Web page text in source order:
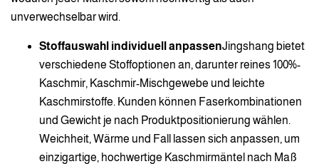
unverwechselbar wird.
Stoffauswahl individuell anpassenJingshang bietet
verschiedene Stoffoptionen an, darunter reines 100%-
Kaschmir, Kaschmir-Mischgewebe und leichte
Kaschmirstoffe. Kunden können Faserkombinationen
und Gewicht je nach Produktpositionierung wählen.
Weichheit, Wärme und Fall lassen sich anpassen, um
einzigartige, hochwertige Kaschmirmäntel nach Maß